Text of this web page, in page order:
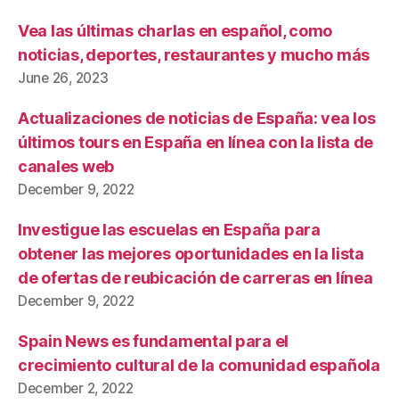
Vea las últimas charlas en español, como
noticias, deportes, restaurantes y mucho más
June 26, 2023
Actualizaciones de noticias de España: vea los
últimos tours en España en línea con la lista de
canales web
December 9, 2022
Investigue las escuelas en España para
obtener las mejores oportunidades en la lista
de ofertas de reubicación de carreras en línea
December 9, 2022
Spain News es fundamental para el
crecimiento cultural de la comunidad española
December 2, 2022